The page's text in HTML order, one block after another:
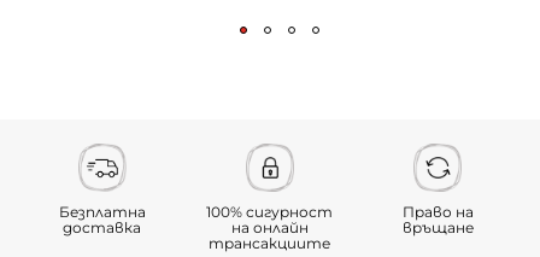
Безплатна
доставка
100% сигурност
на онлайн
трансакциите
Право на
връщане